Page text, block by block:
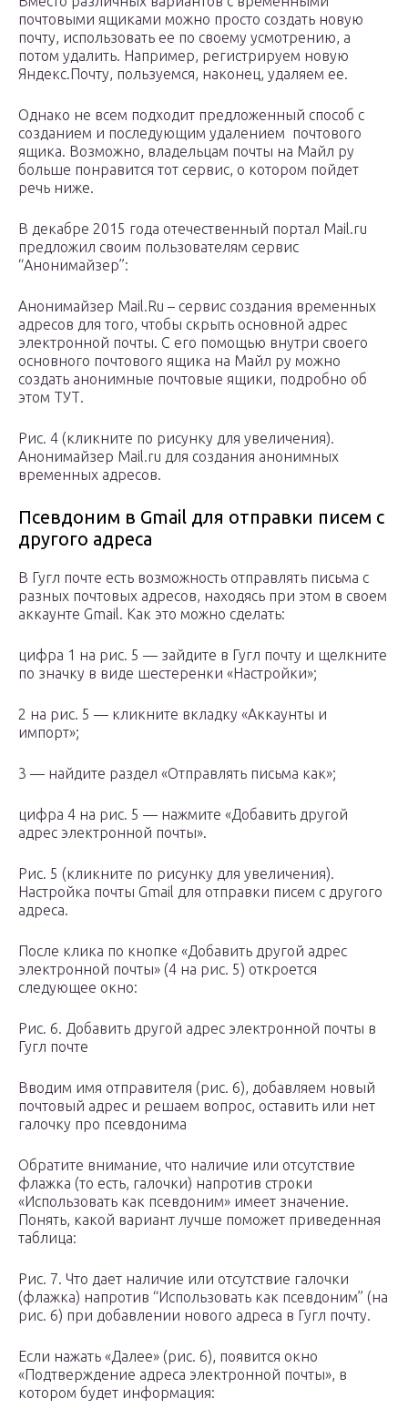
почтовыми ящиками можно просто создать новую
почту, использовать ее по своему усмотрению, а
потом удалить. Например, регистрируем новую
Яндекс.Почту, пользуемся, наконец, удаляем ее.
Однако не всем подходит предложенный способ с
созданием и последующим удалением почтового
ящика. Возможно, владельцам почты на Майл ру
больше понравится тот сервис, о котором пойдет
речь ниже.
В декабре 2015 года отечественный портал Mail.ru
предложил своим пользователям сервис
“Анонимайзер”:
Анонимайзер Mail.Ru – сервис создания временных
адресов для того, чтобы скрыть основной адрес
электронной почты. С его помощью внутри своего
основного почтового ящика на Майл ру можно
создать анонимные почтовые ящики, подробно об
этом ТУТ.
Рис. 4 (кликните по рисунку для увеличения).
Анонимайзер Mail.ru для создания анонимных
временных адресов.
Псевдоним в Gmail для отправки писем с
другого адреса
В Гугл почте есть возможность отправлять письма с
разных почтовых адресов, находясь при этом в своем
аккаунте Gmail. Как это можно сделать:
цифра 1 на рис. 5 — зайдите в Гугл почту и щелкните
по значку в виде шестеренки «Настройки»;
2 на рис. 5 — кликните вкладку «Аккаунты и
импорт»;
3 — найдите раздел «Отправлять письма как»;
цифра 4 на рис. 5 — нажмите «Добавить другой
адрес электронной почты».
Рис. 5 (кликните по рисунку для увеличения).
Настройка почты Gmail для отправки писем с другого
адреса.
После клика по кнопке «Добавить другой адрес
электронной почты» (4 на рис. 5) откроется
следующее окно:
Рис. 6. Добавить другой адрес электронной почты в
Гугл почте
Вводим имя отправителя (рис. 6), добавляем новый
почтовый адрес и решаем вопрос, оставить или нет
галочку про псевдонима
Обратите внимание, что наличие или отсутствие
флажка (то есть, галочки) напротив строки
«Использовать как псевдоним» имеет значение.
Понять, какой вариант лучше поможет приведенная
таблица:
Рис. 7. Что дает наличие или отсутствие галочки
(флажка) напротив “Использовать как псевдоним” (на
рис. 6) при добавлении нового адреса в Гугл почту.
Если нажать «Далее» (рис. 6), появится окно
«Подтверждение адреса электронной почты», в
котором будет информация: